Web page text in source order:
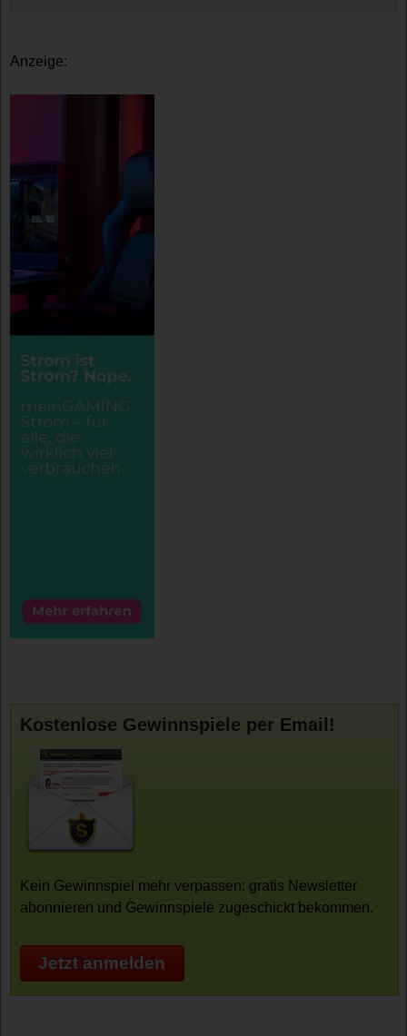
Anzeige:
Kostenlose Gewinnspiele per Email!
Kein Gewinnspiel mehr verpassen: gratis Newsletter
abonnieren und Gewinnspiele zugeschickt bekommen.
Jetzt anmelden